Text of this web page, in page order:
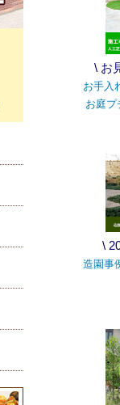
\ お
お手入
お庭プ
\
造園事